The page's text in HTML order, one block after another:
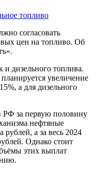
топливо
согласовать
цен на топливо. Об
и дизельного топлива.
увеличение
а для дизельного
за первую половину
нефтяные
а за весь 2024
Однако стоит
этих выплат